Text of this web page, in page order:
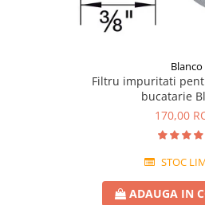
Blanco
Filtru impuritati
bucatarie
170,00
STOC
ADAUGA IN